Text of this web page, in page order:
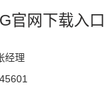
官网下载入口
理